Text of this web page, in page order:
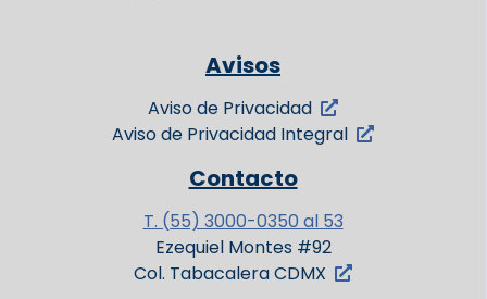
Avisos
Aviso de Privacidad
Aviso de Privacidad Integral
Contacto
T. (55) 3000-0350 al 53
Ezequiel Montes #92
Col. Tabacalera CDMX